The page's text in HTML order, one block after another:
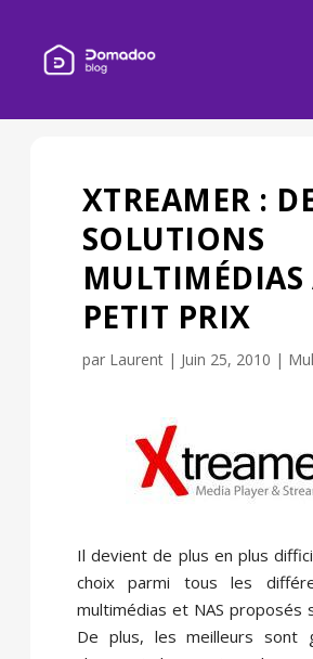
XTREAMER :
SOLUTIONS
MULTIMÉDIAS
PETIT PRIX
par Laurent| Juin 25, 2010 |
Il devient de plus en plus
choix parmi tous les
multimédias et NAS proposés
De plus, les meilleurs sont